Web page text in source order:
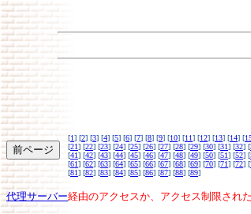
[1] [2] [3] [4] [5] [6] [7] [8] [9] [10] [11] [12] [13] [14] [
[21] [22] [23] [24] [25] [26] [27] [28] [29] [30] [31] [32] [
[41] [42] [43] [44] [45] [46] [47] [48] [49] [50] [51] [52] [
[61] [62] [63] [64] [65] [66] [67] [68] [69] [70] [71] [72] [
[81] [82] [83] [84] [85] [86] [87] [88] [89]
代理サーバー経由のアクセスか、アクセス制限され